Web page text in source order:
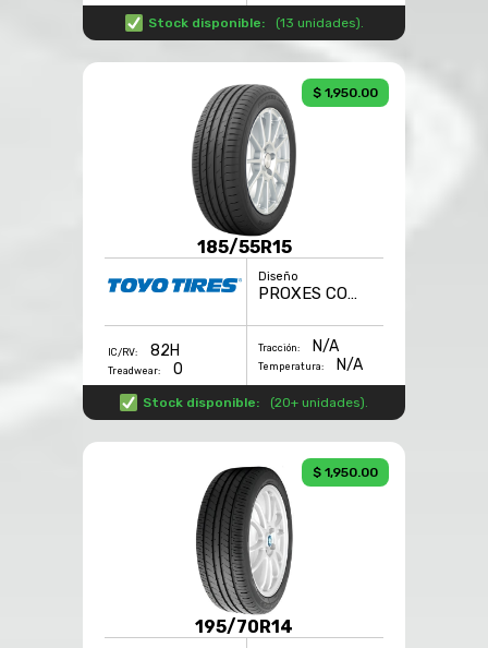
Stock disponible: (13 unidades).
$ 1,950.00
185/55R15
Diseño
PROXES COMFORT
IC/RV: 82H
Treadwear: 0
Tracción: N/A
Temperatura: N/A
Stock disponible: (20+ unidades).
$ 1,950.00
195/70R14